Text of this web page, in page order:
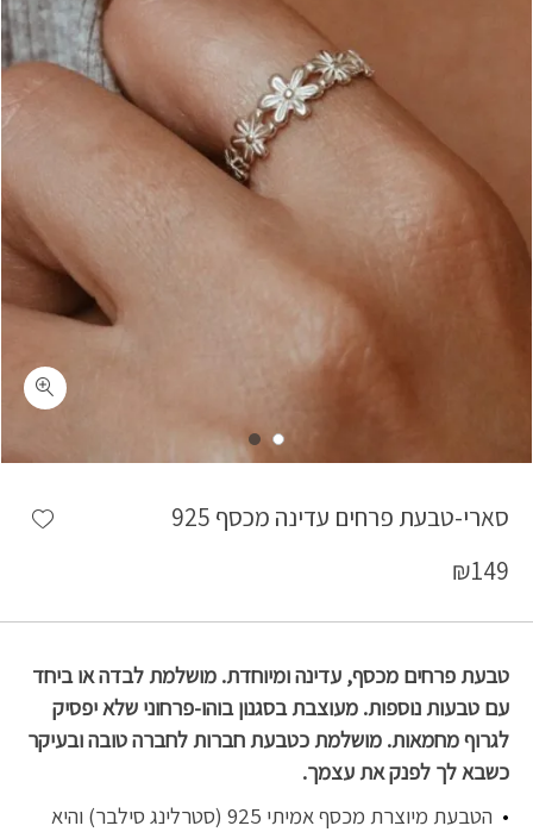
סארי-טבעת פרחים עדינה מכסף 925
₪149
טבעת פרחים מכסף, עדינה ומיוחדת. מושלמת לבדה או ביחד
עם טבעות נוספות. מעוצבת בסגנון בוהו-פרחוני שלא יפסיק
לגרוף מחמאות. מושלמת כטבעת חברות לחברה טובה ובעיקר
כשבא לך לפנק את עצמך.
הטבעת מיוצרת מכסף אמיתי 925 (סטרלינג סילבר) והיא